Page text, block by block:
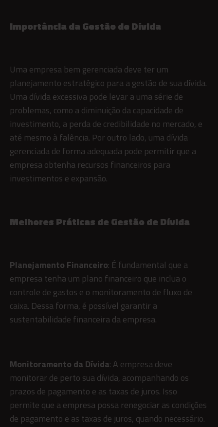
Importância da Gestão de Dívida
Uma empresa bem gerenciada deve ter um
planejamento estratégico para a gestão de sua dívida.
Uma dívida excessiva pode levar a uma série de
problemas, como a diminuição da capacidade de
investimento, a perda de credibilidade no mercado, e
até mesmo à falência. Por outro lado, uma dívida
gerenciada de forma adequada pode permitir que a
empresa obtenha recursos financeiros para
investimentos e expansão.
Melhores Práticas de Gestão de Dívida
Planejamento Financeiro: É fundamental que a
empresa tenha um plano financeiro que inclua o
controle de gastos e o monitoramento de fluxo de
caixa. Dessa forma, é possível garantir a
sustentabilidade financeira da empresa.
Monitoramento da Dívida: A empresa deve
monitorar de perto sua dívida, acompanhando os
prazos de pagamento e as taxas de juros. Isso
permite que a empresa possa renegociar as condições
de pagamento e as taxas de juros, quando necessário.